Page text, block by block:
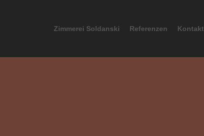
Zimmerei Soldanski Referenzen Kontakt